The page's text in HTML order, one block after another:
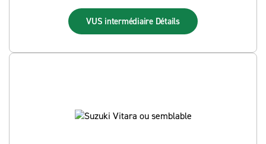
VUS intermédiaire Détails